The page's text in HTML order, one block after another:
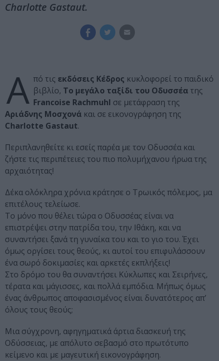
Charlotte Gastaut.
Α πό τις εκδόσεις Κέδρος κυκλοφορεί το παιδικό
βιβλίο, Το μεγάλο ταξίδι του Οδυσσέα της
Francoise Rachmuhl σε μετάφραση της
Αριάδνης Μοσχονά και σε εικονογράφηση της
Charlotte Gastaut.
Περιπλανηθείτε κι εσείς παρέα με τον Οδυσσέα και
ζήστε τις περιπέτειες του πιο πολυμήχανου ήρωα της
αρχαιότητας!
Δέκα ολόκληρα χρόνια κράτησε ο Τρωικός πόλεμος, μα
επιτέλους τελείωσε.
Το μόνο που θέλει τώρα ο Οδυσσέας είναι να
επιστρέψει στην πατρίδα του, την Ιθάκη, και να
συναντήσει ξανά τη γυναίκα του και το γιο του. Έχει
όμως οργίσει τους θεούς, κι αυτοί του επιφυλάσσουν
ένα σωρό δοκιμασίες και αρκετές εκπλήξεις!
Στο δρόμο του θα συναντήσει Κύκλωπες και Σειρήνες,
τέρατα και μάγισσες, και πολλά εμπόδια. Μήπως όμως
ένας άνθρωπος αποφασισμένος είναι δυνατότερος απ’
όλους τους θεούς;
Μια σύγχρονη, αφηγηματικά άρτια διασκευή της
Οδύσσειας, με απόλυτο σεβασμό στο πρωτότυπο
κείμενο και με μαγευτική εικονογράφηση.